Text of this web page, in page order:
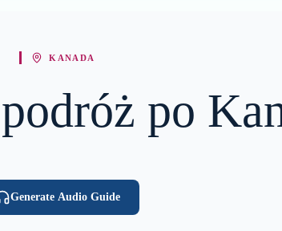
KANADA
po
Generate Audio Guide